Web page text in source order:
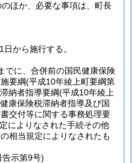
ほか、必要な事項は、町長
から施行する。
でに、合併前の国民健康保険
要綱(平成10年綾上町要綱第
納者指導要綱(平成10年綾上
康保険税滞納者指導及び国
交付等に関する事務処理要
によりなされた手続その他
相当規定によりなされたも
告示第9号)